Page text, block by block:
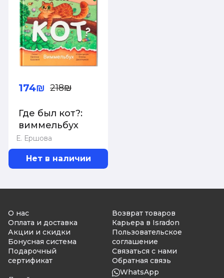
Е. Ершова
Где был кот?:
виммельбух
174₪ 218₪
Нет в наличии
О нас
Оплата и доставка
Акции и скидки
Бонусная система
Подарочный
сертификат
Возврат товаров
Карьера в Isradon
Пользовательское
соглашение
Связаться с нами
Обратная связь
WhatsApp